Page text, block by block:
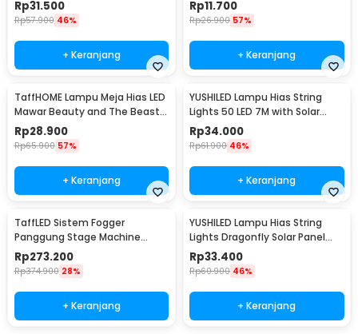
Rp31.500
Rp57.900 46%
+ Keranjang
Rp11.700
Rp26.900 57%
+ Keranjang
TaffHOME Lampu Meja Hias LED
Mawar Beauty and The Beast
Warm White - AC01
Rp28.900
Rp65.900 57%
+ Keranjang
YUSHILED Lampu Hias String
Lights 50 LED 7M with Solar
Panel - M072
Rp34.000
Rp61.900 46%
+ Keranjang
TaffLED Sistem Fogger
Panggung Stage Machine
Ejector with RGB LED - KY-
LED500
Rp273.200
Rp374.900 28%
+ Keranjang
YUSHILED Lampu Hias String
Lights Dragonfly Solar Panel
IP65 8 Modes 20 LED - M088
Rp33.400
Rp60.900 46%
+ Keranjang